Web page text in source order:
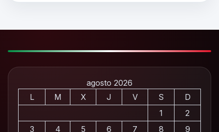
agosto 2026
L
M X J V S
D
1
2
3
4 5 6 7 8
9